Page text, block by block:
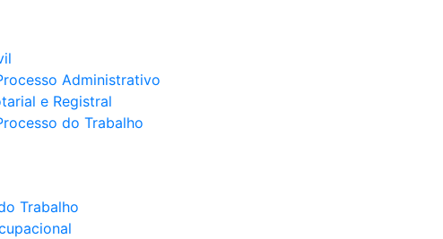
Administrativo
e Registral
do Trabalho
Trabalho